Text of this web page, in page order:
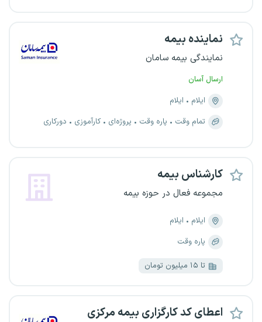
نماینده بیمه
نمایندگی بیمه سامان
ارسال آسان
ایلام
ایلام
تمام وقت
پاره وقت پروژه‌ای کارآموزی دورکاری
کارشناس بیمه
مجموعه فعال در حوزه بیمه
ایلام
ایلام
پاره وقت
تا ۱۵ میلیون تومان
اعطای کد کارگزاری بیمه مرکزی